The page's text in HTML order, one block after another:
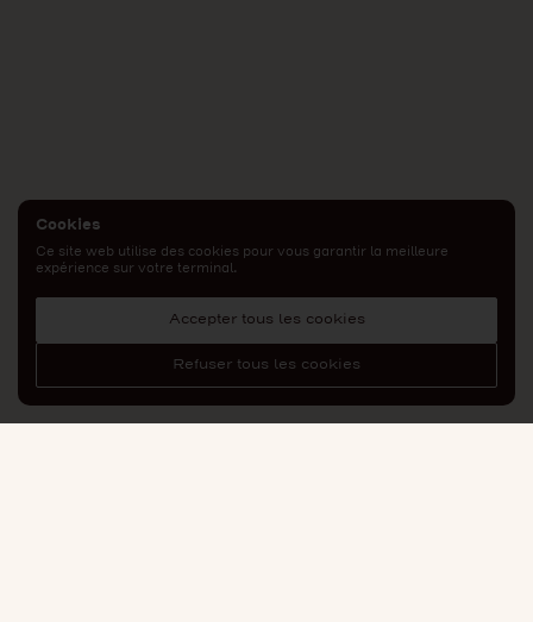
Cookies
Ce site web utilise des cookies pour vous garantir la meilleure
expérience sur votre terminal.
Accepter tous les cookies
Refuser tous les cookies